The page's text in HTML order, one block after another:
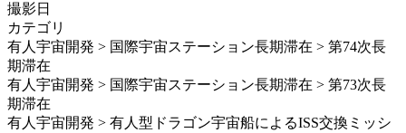
撮影日
カテゴリ
有人宇宙開発 > 国際宇宙ステーション長期滞在 > 第74次長
期滞在
有人宇宙開発 > 国際宇宙ステーション長期滞在 > 第73次長
期滞在
有人宇宙開発 > 有人型ドラゴン宇宙船によるISS交換ミッシ